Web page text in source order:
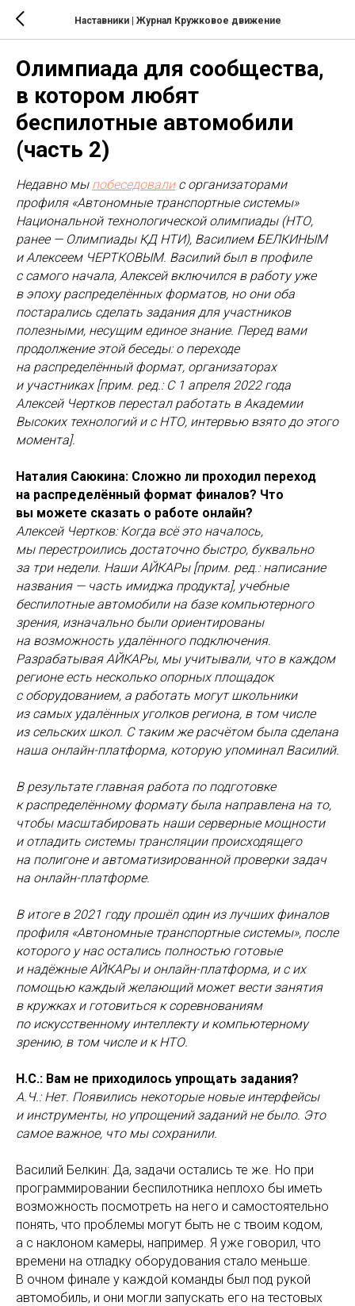
Наставники | Журнал Кружковое движение
Олимпиада для сообщества,
в котором любят
беспилотные автомобили
(часть 2)
Недавно мы побеседовалис организаторами
профиля «Автономные транспортные системы»
Национальной технологической олимпиады (НТО,
ранее — Олимпиады КД НТИ), Василием БЕЛКИНЫМ
и Алексеем ЧЕРТКОВЫМ. Василий был в профиле
с самого начала, Алексей включился в работу уже
в эпоху распределённых форматов, но они оба
постарались сделать задания для участников
полезными, несущим единое знание. Перед вами
продолжение этой беседы: о переходе
на распределённый формат, организаторах
и участниках [прим. ред.: С 1 апреля 2022 года
Алексей Чертков перестал работать в Академии
Высоких технологий и с НТО, интервью взято до этого
момента].
Наталия Саюкина: Сложно ли проходил переход
на распределённый формат финалов? Что
вы можете сказать о работе онлайн?
Алексей Чертков: Когда всё это началось,
мы перестроились достаточно быстро, буквально
за три недели. Наши АЙКАРы [прим. ред.: написание
названия — часть имиджа продукта], учебные
беспилотные автомобили на базе компьютерного
зрения, изначально были ориентированы
на возможность удалённого подключения.
Разрабатывая АЙКАРы, мы учитывали, что в каждом
регионе есть несколько опорных площадок
с оборудованием, а работать могут школьники
из самых удалённых уголков региона, в том числе
из сельских школ. С таким же расчётом была сделана
наша онлайн-платформа, которую упоминал Василий.
В результате главная работа по подготовке
к распределённому формату была направлена на то,
чтобы масштабировать наши серверные мощности
и отладить системы трансляции происходящего
на полигоне и автоматизированной проверки задач
на онлайн-платформе.
В итоге в 2021 году прошёл один из лучших финалов
профиля «Автономные транспортные системы», после
которого у нас остались полностью готовые
и надёжные АЙКАРы и онлайн-платформа, и с их
помощью каждый желающий может вести занятия
в кружках и готовиться к соревнованиям
по искусственному интеллекту и компьютерному
зрению, в том числе и к НТО.
Н.С.: Вам не приходилось упрощать задания?
А.Ч.: Нет. Появились некоторые новые интерфейсы
и инструменты, но упрощений заданий не было. Это
самое важное, что мы сохранили.
Василий Белкин: Да, задачи остались те же. Но при
программировании беспилотника неплохо бы иметь
возможность посмотреть на него и самостоятельно
понять, что проблемы могут быть не с твоим кодом,
а с наклоном камеры, например. Я уже говорил, что
времени на отладку оборудования стало меньше.
В очном финале у каждой команды был под рукой
автомобиль, и они могли запускать его на тестовых